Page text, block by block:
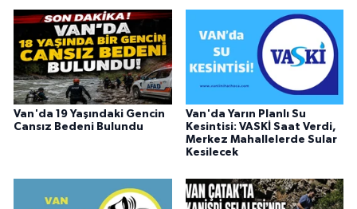
tercih etmiştir.
Van'da 19 Yaşındaki Gencin
Cansız Bedeni Bulundu
Van'da Yarın Planlı Su
Kesintisi: VASKİ Saat Verdi,
Merkez Mahallelerde Sular
Kesilecek